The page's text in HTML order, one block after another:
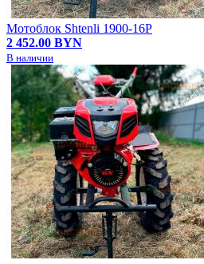
Мотоблок Shtenli 1900-16P
2 452.00 BYN
В наличии